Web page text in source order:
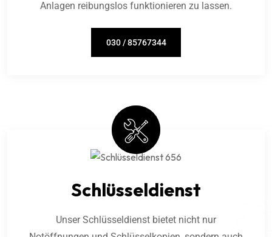
Anlagen reibungslos funktionieren zu lassen.
030 / 85767344
Schlüsseldienst
Unser Schlüsseldienst bietet nicht nur